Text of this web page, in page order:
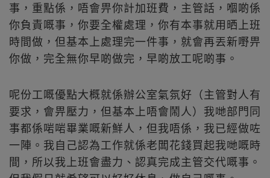
事，重點係，唔會畀你計加班費，主管話，嗰啲係
你負責嘅事，你要全權處理，你有本事就用晒上班
時間做，但基本上處理完一件事，就會再丟新嘢畀
你做，完全無你早啲做完，早啲放工呢啲事。
呢份工嘅優點大概就係辦公室氣氛好（主管對人有
要求，會畀壓力，但基本上唔會鬧人）我哋部門同
事都係啱啱畢業嘅新鮮人，但我唔係，我已經做咗
一陣。我自己認為工作就係老闆花錢買起我哋嘅時
間，所以我上班會盡力、認真完成主管交代嘅事。